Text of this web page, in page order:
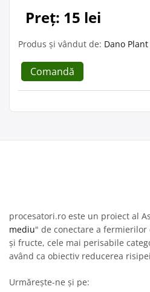
Preț: 15 lei
Produs și vândut de: Dano Plant
Comandă
procesatori.ro este un proiect al
mediu" de conectare a
și fructe, cele mai perisabile
având ca obiectiv reducerea
Urmărește-ne și pe: